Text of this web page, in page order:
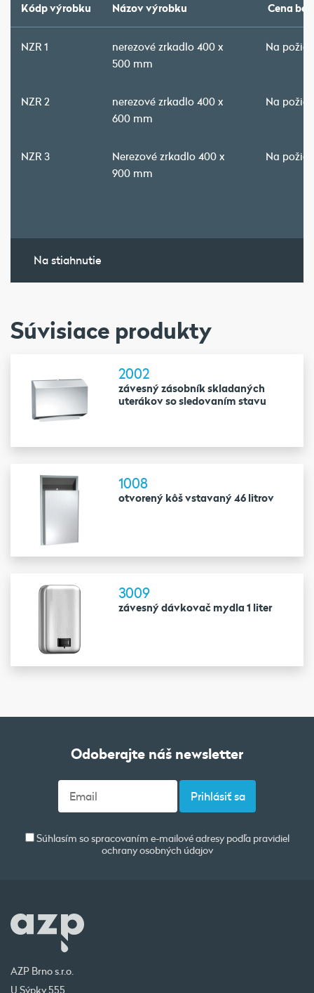
Kódp výrobku Názov výrobku Cena
NZR 1
nerezové zrkadlo 400 x
500 mm
Na
NZR 2
nerezové zrkadlo 400 x
600 mm
Na
NZR 3
Nerezové zrkadlo 400 x
900 mm
Na
Na stiahnutie
Súvisiace produkty
2002
závesný zásobník skladaných
uterákov so sledovaním stavu
1008
otvorený kôš vstavaný 46 litrov
3009
závesný dávkovač mydla 1 liter
Odoberajte náš newsletter
Súhlasím so spracovaním e-mailové adresy podľa pravidiel
ochrany osobných údajov
AZP Brno s.r.o.
U Sýpky 555